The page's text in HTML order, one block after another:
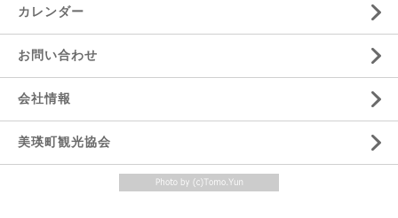
カレンダー
お問い合わせ
会社情報
美瑛町観光協会